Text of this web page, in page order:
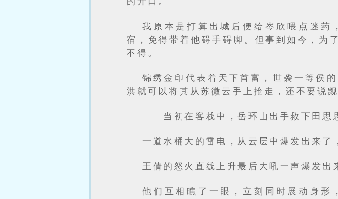
我原本是打算出城后便给岑欣喂点迷药
宿，免得带着他碍手碍脚。但事到如今，为
不得。
锦绣金印代表着天下首富，世袭一等侯
洪就可以将其从苏微云手上抢走，还不要说
——当初在客栈中，岳环山出手救下田思
一道水桶大的雷电，从云层中爆发出来了
王倩的怒火直线上升最后大吼一声爆发出
他们互相瞧了一眼，立刻同时展动身形